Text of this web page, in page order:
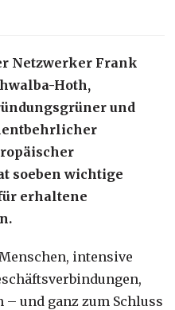
Netzwerker Frank
Hoth,
und
soeben wichtige
erhaltene
intensive
und ganz zum Schluss